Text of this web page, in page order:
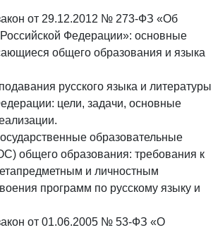
от 29.12.2012 № 273-ФЗ «Об
Федерации»: основные
общего образования и языка
русского языка и литературы
цели, задачи, основные
образовательные
общего образования: требования к
и личностным
программ по русскому языку и
от 01.06.2005 № 53-ФЗ «О